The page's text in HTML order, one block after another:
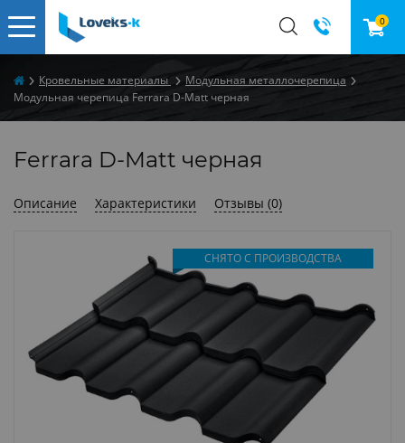
0
Кровельные материалы
Модульная металлочерепица
Модульная черепица Ferrara D-Matt черная
Ferrara D-Matt черная
Описание Характеристики Отзывы (0)
СНЯТО С ПРОИЗВОДСТВА